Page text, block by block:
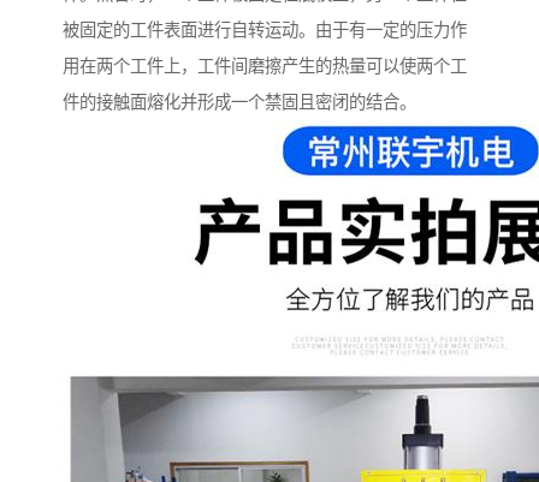
被固定的工件表面进行自转运动。由于有一定的压力作
用在两个工件上，工件间磨擦产生的热量可以使两个工
件的接触面熔化并形成一个禁固且密闭的结合。